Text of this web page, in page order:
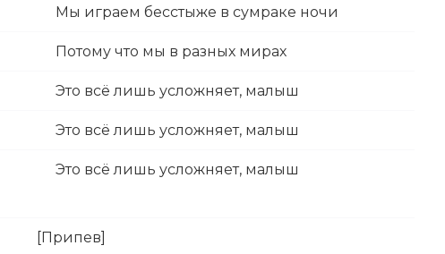
Мы играем бесстыже в сумраке ночи
Потому что мы в разных мирах
Это всё лишь усложняет, малыш
Это всё лишь усложняет, малыш
Это всё лишь усложняет, малыш
[Припев]